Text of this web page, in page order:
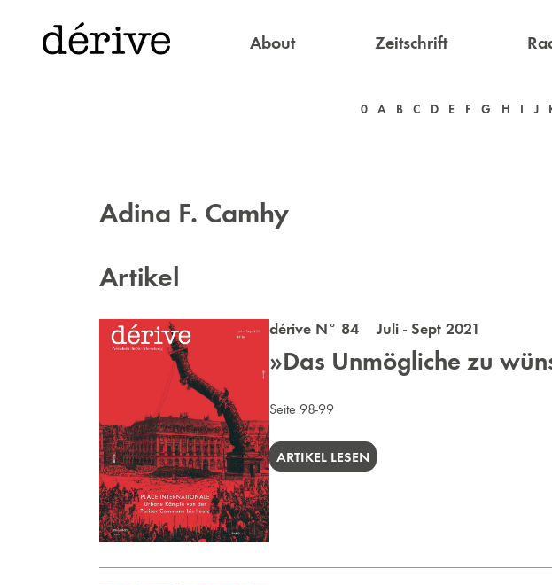
About Zeitschrift
0 A B C D E F G H I J
Adina F. Camhy
Artikel
dérive N° 84 Juli - Sept 2021
»Das Unmögliche zu
Seite 98-99
ARTIKEL LESEN